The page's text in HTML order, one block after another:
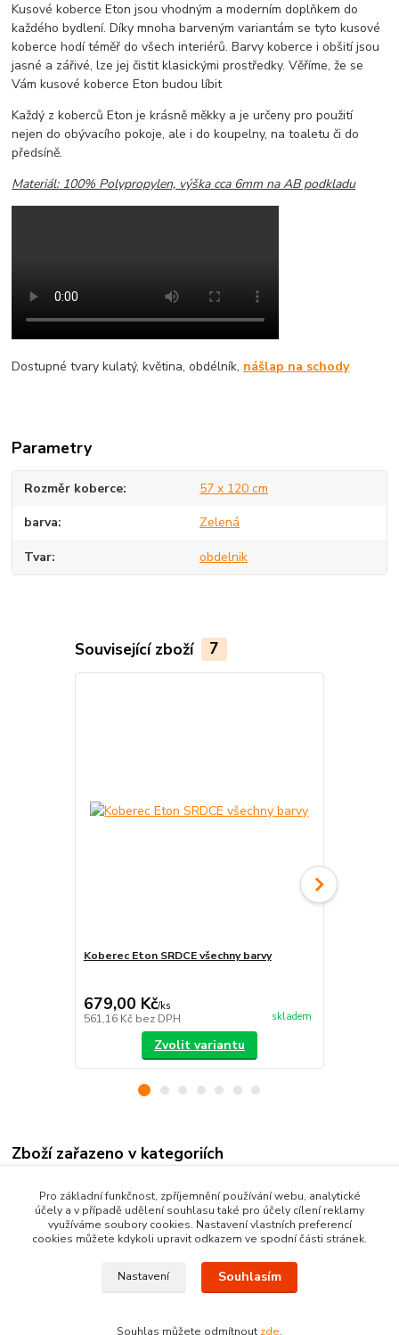
Kusové koberce Eton jsou vhodným a moderním doplňkem do
každého bydlení. Díky mnoha barveným variantám se tyto kusové
koberce hodí téměř do všech interiérů. Barvy koberce i obšití jsou
jasné a zářivé, lze jej čistit klasickými prostředky. Věříme, že se
Vám kusové koberce Eton budou líbit
Každý z koberců Eton je krásně měkky a je určeny pro použití
nejen do obývacího pokoje, ale i do koupelny, na toaletu či do
předsíně.
Materiál: 100% Polypropylen, výška cca 6mm na AB podkladu
Dostupné tvary kulatý, květina, obdélník, nášlap na schody
Parametry
Rozměr koberce 57 x 120 cm
barva Zelená
Tvar obdelnik
Související zboží 7
Koberec Eton SRDCE všechny barvy
679,00 Kč/ks
561,16 Kč bez DPH skladem
Zvolit variantu
Zboží zařazeno v kategoriích
Moderní kusové koberce
Pro základní funkčnost, zpříjemnění používání webu, analytické
účely a v případě udělení souhlasu také pro účely cílení reklamy
využíváme soubory cookies. Nastavení vlastních preferencí
cookies můžete kdykoli upravit odkazem ve spodní části stránek.
Nastavení Souhlasím
Souhlas můžete odmítnout zde.